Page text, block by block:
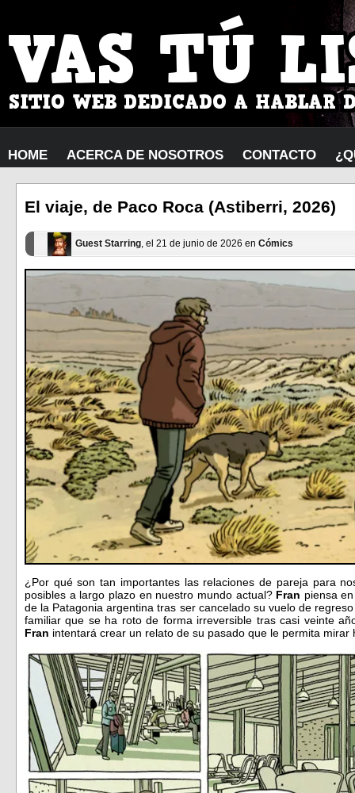
HOME ACERCA DE NOSOTROS CONTACTO
El viaje, de Paco Roca (Astiberri, 2026)
Guest Starring, el 21 de junio de 2026 en Cómics
¿Por qué son tan importantes las relaciones de pareja para
posibles a largo plazo en nuestro mundo actual? Fran piensa
de la Patagonia argentina tras ser cancelado su vuelo de
familiar que se ha roto de forma irreversible tras casi veinte
Fran intentará crear un relato de su pasado que le permita